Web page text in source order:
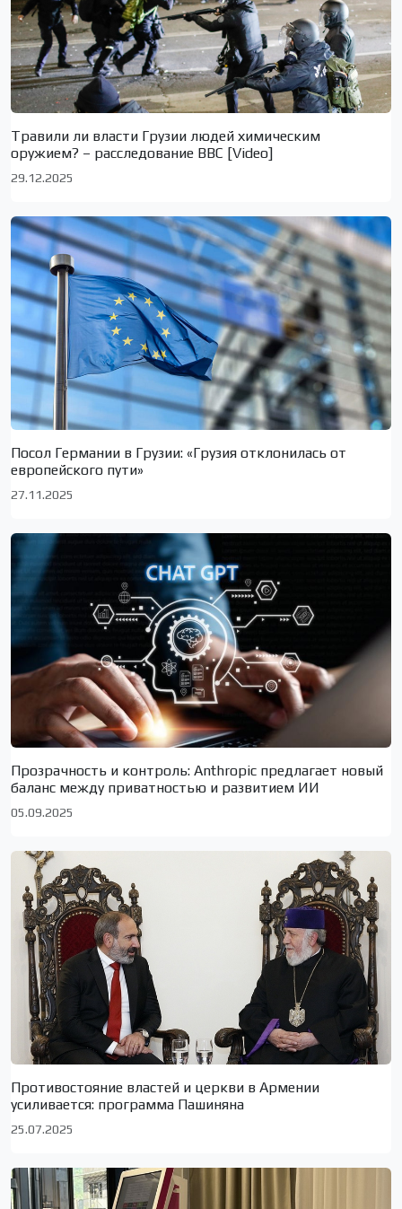
Травили ли власти Грузии людей химическим
оружием? – расследование BBC [Video]
29.12.2025
Посол Германии в Грузии: «Грузия отклонилась от
европейского пути»
27.11.2025
Прозрачность и контроль: Anthropic предлагает новый
баланс между приватностью и развитием ИИ
05.09.2025
Противостояние властей и церкви в Армении
усиливается: программа Пашиняна
25.07.2025